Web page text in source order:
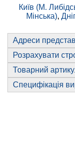
Київ (М.
Мінська),
Адреси
Розрахувати
Товарний
Специфікація